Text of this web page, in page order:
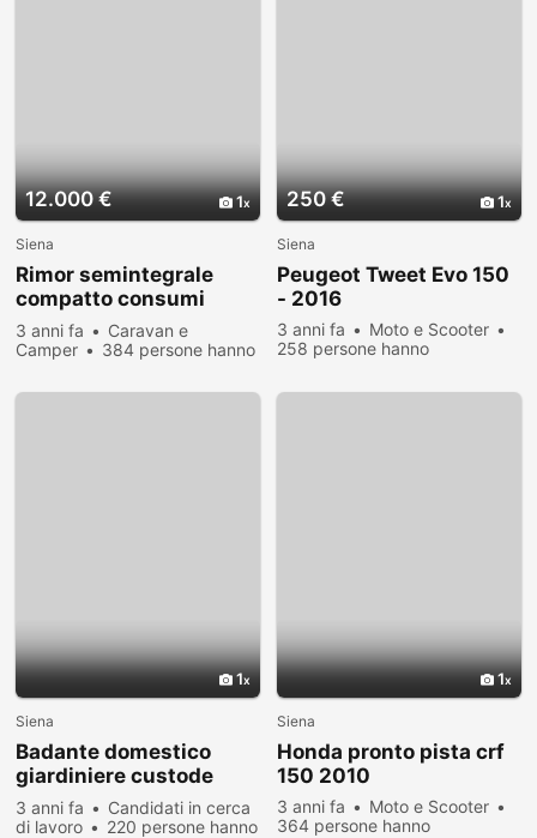
12.000 € 1
Siena
Rimor semintegrale
compatto consumi
ridotti
3 anni fa
Caravan e
Camper
384 persone hanno
250 € 1
Siena
Peugeot Tweet Evo 150
- 2016
3 anni fa
Moto e Scooter
258 persone hanno
1
Siena
Badante domestico
giardiniere custode
tutto fare
3 anni fa
Candidati in cerca
di lavoro
220 persone hanno
1
Siena
Honda pronto pista crf
150 2010
3 anni fa
Moto e Scooter
364 persone hanno